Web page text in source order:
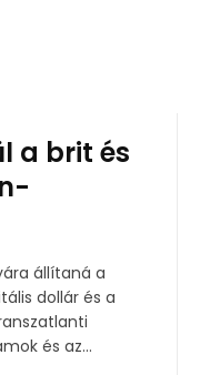
a brit és
állítaná a
és az...